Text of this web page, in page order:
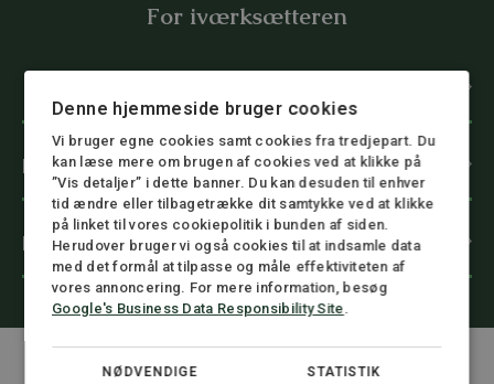
For iværksætteren
Priser og pakkeløsninger til iværksættere
M&A, kontrakter og selskaber
Denne hjemmeside bruger cookies
Vi bruger egne cookies samt cookies fra tredjepart. Du
kan læse mere om brugen af cookies ved at klikke på
”Vis detaljer” i dette banner. Du kan desuden til enhver
tid ændre eller tilbagetrække dit samtykke ved at klikke
på linket til vores cookiepolitik i bunden af siden.
Herudover bruger vi også cookies til at indsamle data
med det formål at tilpasse og måle effektiviteten af
vores annoncering. For mere information, besøg
Google's Business Data Responsibility Site
NØDVENDIGE STATISTIK